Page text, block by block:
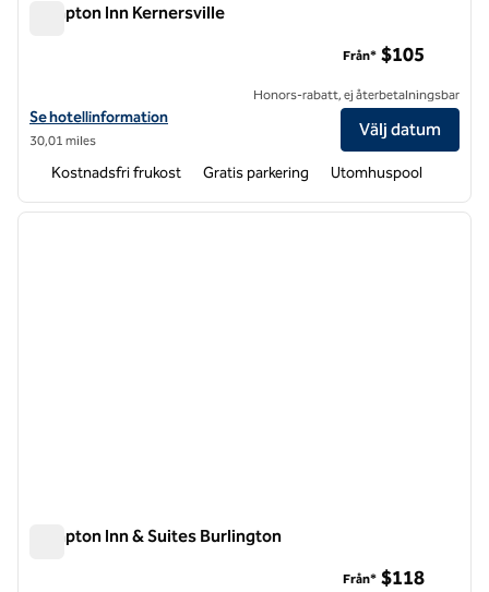
Hampton Inn Kernersville
Visa hotelldetaljer för Hampton Inn Kernersville
Se hotellinformation
30,01 miles
Från* $105
Honors-rabatt, ej återbetalningsbar
Välj datum
Kostnadsfri frukost Gratis parkering Utomhuspool
1 av 12
nästa
Hampton Inn & Suites Burlington
Från* $118